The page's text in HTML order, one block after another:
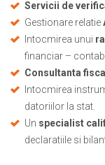
Servicii de
Gestionare relatie
Intocmirea unui
financiar –
Consultanta
Intocmirea
datoriilor la stat.
Un specialist
declaratiile si